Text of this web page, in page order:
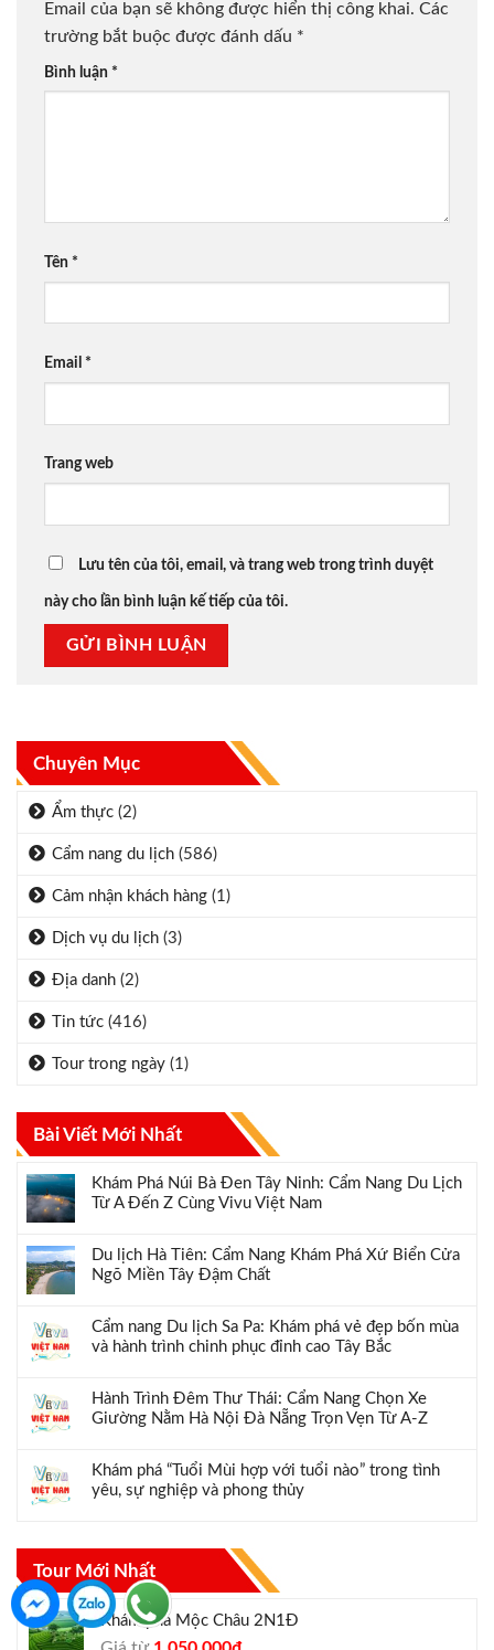
Chuyên Mục
Ẩm thực (2)
Cẩm nang du lịch (586)
Cảm nhận khách hàng (1)
Dịch vụ du lịch (3)
Địa danh (2)
Tin tức (416)
Tour trong ngày (1)
Bài Viết Mới Nhất
Khám Phá Núi Bà Đen Tây Ninh: Cẩm Nang Du Lịch
Từ A Đến Z Cùng Vivu Việt Nam
Du lịch Hà Tiên: Cẩm Nang Khám Phá Xứ Biển Cửa
Ngõ Miền Tây Đậm Chất
Cẩm nang Du lịch Sa Pa: Khám phá vẻ đẹp bốn mùa
và hành trình chinh phục đỉnh cao Tây Bắc
Hành Trình Đêm Thư Thái: Cẩm Nang Chọn Xe
Giường Nằm Hà Nội Đà Nẵng Trọn Vẹn Từ A-Z
Khám phá “Tuổi Mùi hợp với tuổi nào” trong tình
yêu, sự nghiệp và phong thủy
Tour Mới Nhất
Khám phá Mộc Châu 2N1Đ
Giá Giá
Email của bạn sẽ không được hiển thị công khai. Các
trường bắt buộc được đánh dấu *
Bình luận *
Tên *
Email *
Trang web
Lưu tên của tôi, email, và trang web trong trình duyệt
này cho lần bình luận kế tiếp của tôi.